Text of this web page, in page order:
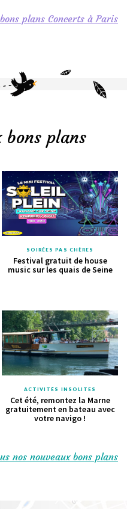
plans Concerts à Paris
bons plans
SOIRÉES PAS CHÈRES
Festival gratuit de house
music sur les quais de Seine
ACTIVITÉS INSOLITES
Cet été, remontez la Marne
gratuitement en bateau avec
votre navigo !
nos nouveaux bons plans